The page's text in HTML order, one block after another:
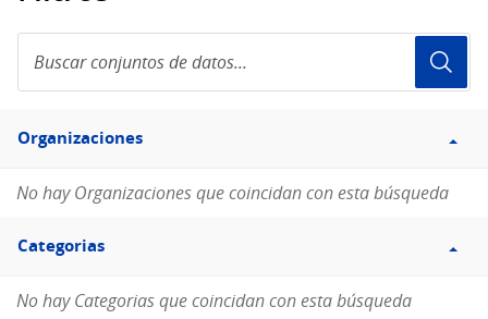
conjuntos
de
Filtro
Organizaciones
Organizaciones
No hay Organizaciones que coincidan con esta búsqueda
Filtro
Categorias
Categorias
No hay Categorias que coincidan con esta búsqueda